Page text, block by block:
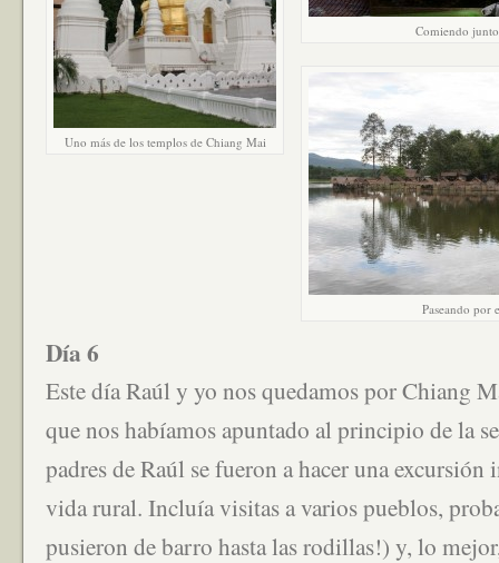
Uno más de los templos de Chiang Mai
Comiendo
Paseando por
Día 6
Este día Raúl y yo nos quedamos por Chiang
que nos habíamos apuntado al principio de la
padres de Raúl se fueron a hacer una excursión
vida rural. Incluía visitas a varios pueblos,
pusieron de barro hasta las rodillas!) y, lo